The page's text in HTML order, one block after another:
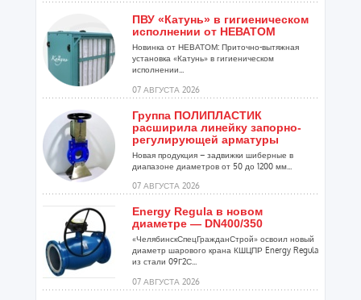
ПВУ «Катунь» в гигиеническом
исполнении от НЕВАТОМ
Новинка от НЕВАТОМ: Приточно-вытяжная
установка «Катунь» в гигиеническом
исполнении...
07 АВГУСТА 2026
Группа ПОЛИПЛАСТИК
расширила линейку запорно-
регулирующей арматуры
Новая продукция – задвижки шиберные в
диапазоне диаметров от 50 до 1200 мм...
07 АВГУСТА 2026
Energy Regula в новом
диаметре — DN400/350
«ЧелябинскСпецГражданСтрой» освоил новый
диаметр шарового крана КШЦПР Energy Regula
из стали 09Г2С...
07 АВГУСТА 2026